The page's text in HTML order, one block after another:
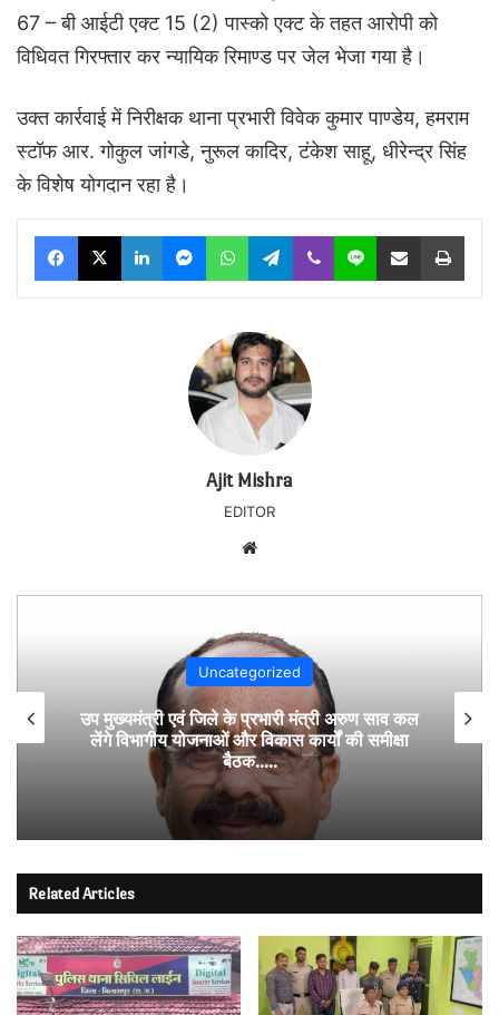
67 – बी आईटी एक्ट 15 (2) पास्को एक्ट के तहत आरोपी को
विधिवत गिरफ्तार कर न्यायिक रिमाण्ड पर जेल भेजा गया है।
उक्त कार्रवाई में निरीक्षक थाना प्रभारी विवेक कुमार पाण्डेय, हमराम
स्टॉफ आर. गोकुल जांगडे, नुरूल कादिर, टंकेश साहू, धीरेन्द्र सिंह
के विशेष योगदान रहा है।
Facebook
X LinkedInMessengerWhatsAppTelegram
Viber Line Share via Email Print
Ajit Mishra
EDITOR
Uncategorized
उप मुख्यमंत्री एवं जिले के प्रभारी मंत्री अरुण साव कल
लेंगे विभागीय योजनाओं और विकास कार्यों की समीक्षा
बैठक…..
Related Articles